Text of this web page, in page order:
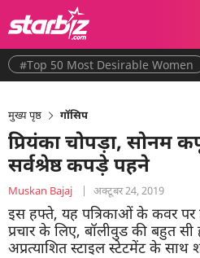
#Top 50 Most Desirable Women
मुख्य पृष्ठ गॉसिप
प्रियंका चोपड़ा, सोनम
सर्वश्रेष्ठ कपड़े पहने
Muskan Bajaj | अक्टूबर 24, 2019
इस हफ्ते, यह पत्रिकाओं के कवर पर
प्रचार के लिए, बॉलीवुड की बहुत
अप्रत्याशित स्टाइल स्टेटमेंट के साथ